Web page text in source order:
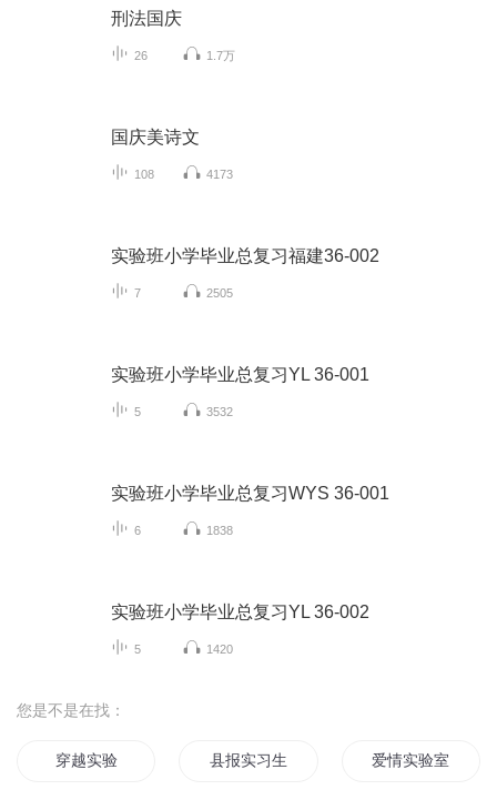
刑法国庆
26 1.7万
国庆美诗文
108 4173
实验班小学毕业总复习福建36-002
7 2505
实验班小学毕业总复习YL 36-001
5 3532
实验班小学毕业总复习WYS 36-001
6 1838
实验班小学毕业总复习YL 36-002
5 1420
您是不是在找：
穿越实验 县报实习生 爱情实验室